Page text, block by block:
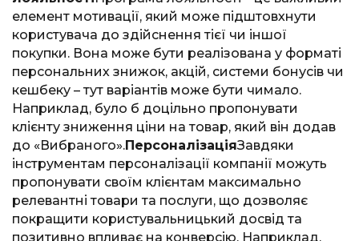
елемент мотивації, який може підштовхнути
користувача до здійснення тієї чи іншої
покупки. Вона може бути реалізована у форматі
персональних знижок, акцій, системи бонусів чи
кешбеку – тут варіантів може бути чимало.
Наприклад, було б доцільно пропонувати
клієнту зниження ціни на товар, який він додав
до «Вибраного».ПерсоналізаціяЗавдяки
інструментам персоналізації компанії можуть
пропонувати своїм клієнтам максимально
релевантні товари та послуги, що дозволяє
покращити користувальницький досвід та
позитивно впливає на конверсію. Наприклад,